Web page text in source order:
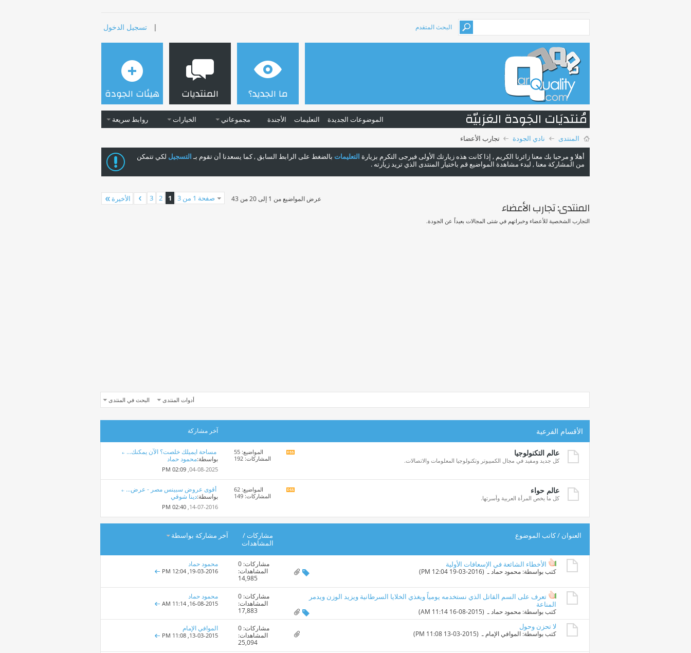
البحث المتقدم | تسجيل الدخول
ما الجديد؟ المنتديات
الموضوعات الجديدة التعليمات الأجندة مجموعاتي الخيارات روابط سريعة
هيئات الجودة
مُنتديَات الجَودة العَرَبيّة
المنتدى نادي الجودة
تجارب الأعضاء
أهلا و مرحبا بك معنا زائرنا الكريم , إذا كانت هذه زيارتك الأولى فيرجى التكرم بزيارة التعليمات بالضغط على الرابط السابق , كما يسعدنا أن تقوم بـالتسجيل لكي تتمكن
من المشاركة معنا , لبدء مشاهدة المواضيع قم باختيار المنتدى الذي تريد زيارته .
صفحة 1 من 3 1
2
3 الأخيرة عرض المواضيع من 1 إلى 20 من 43 المنتدى:تجارب الأعضاء
التجارب الشخصية للأعضاء وخبراتهم في شتى المجالات بعيداً عن الجودة.
أدوات المنتدى البحث في المنتدى
الأقسام الفرعية آخر مشاركة
عالم التكنولوجيا
كل جديد ومفيد في مجال الكمبيوتر وتكنولوجيا المعلومات والاتصالات.
تغذيات
المواضيع: 55
المشاركات: 192
مساحة ايميلك خلصت؟ الآن يمكنك...
بواسطة:محمود حماد
04-08-2025,
02:09 PM
عالم حواء
كل ما يخص المرأة العربية وأسرتها.
تغذيات
المواضيع: 62
المشاركات: 149
أقوى عروض سبينس مصر - عرض...
بواسطة:دينا شوقي
14-07-2016,
02:40 PM
العنوان /كاتب الموضوع مشاركات/
المشاهدات
آخر مشاركة بواسطة
الأخطاء الشائعة في الإسعافات الأولية
كتب بواسطة: محمود حمادـ ‏ (19-03-2016 12:04 PM)
مشاركات: 0
المشاهدات:
14,985
محمود حماد
19-03-2016,
12:04 PM
تعرف على السم القاتل الذي نستخدمه يومياً ويغذي الخلايا السرطانية ويزيد الوزن ويدمر
المناعة
كتب بواسطة: محمود حمادـ ‏ (16-08-2015 11:14 AM)
مشاركات: 0
المشاهدات:
17,883
محمود حماد
16-08-2015,
11:14 AM
لا تحزن وحول
كتب بواسطة: الموافي الإمام ـ ‏ (13-03-2015 11:08 PM)
مشاركات: 0
المشاهدات:
25,094
الموافي الإمام
13-03-2015,
11:08 PM